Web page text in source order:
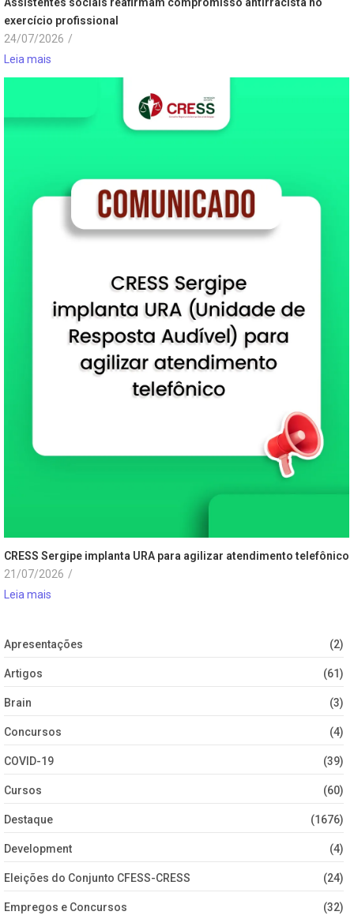
exercício profissional
24/07/2026 /
Leia mais
CRESS Sergipe implanta URA para agilizar atendimento telefônico
21/07/2026 /
Leia mais
Apresentações (2)
Artigos (61)
Brain (3)
Concursos (4)
COVID-19 (39)
Cursos (60)
Destaque (1676)
Development (4)
Eleições do Conjunto CFESS-CRESS (24)
Empregos e Concursos (32)